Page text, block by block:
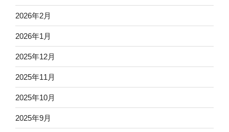
2026年2月
2026年1月
2025年12月
2025年11月
2025年10月
2025年9月